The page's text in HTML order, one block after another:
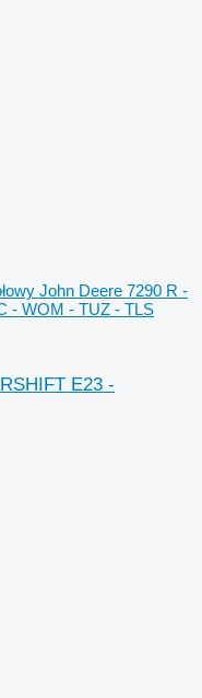
John Deere 7290 R -
- WOM - TUZ - TLS
E23 -